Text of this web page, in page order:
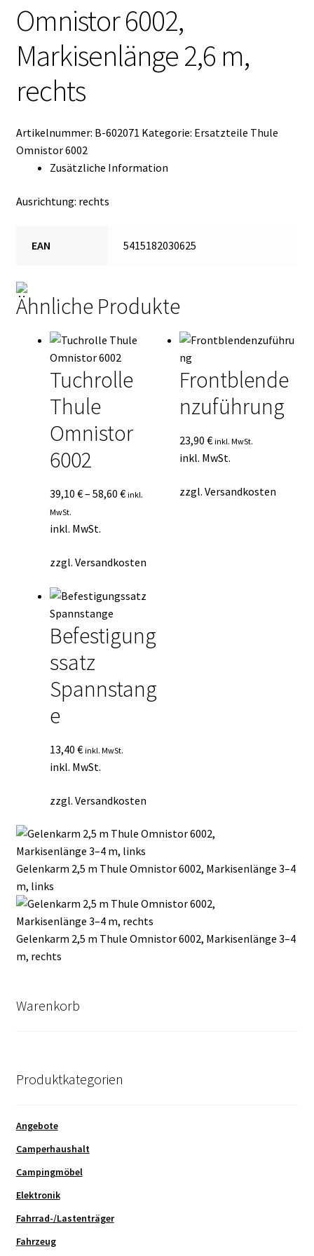
Kasse
Mein Konto
Mein Konto
Vertrag widerrufen
Warenkorb
Omnistor 6002,
Markisenlänge 2,6 m,
rechts
Artikelnummer: B-602071 Kategorie: Ersatzteile Thule
Omnistor 6002
Zusätzliche Information
Ausrichtung: rechts
EAN 5415182030625
Ähnliche Produkte
Tuchrolle
Thule
Omnistor
6002
39,10 €– 58,60 € inkl.
MwSt.
inkl. MwSt.
zzgl. Versandkosten
Frontblende
nzuführung
23,90€ inkl. MwSt.
inkl. MwSt.
zzgl.Versandkosten
Befestigung
ssatz
Spannstang
e
13,40 € inkl. MwSt.
inkl. MwSt.
zzgl. Versandkosten
Gelenkarm 2,5 m Thule Omnistor 6002, Markisenlänge 3–4
m, links
Gelenkarm 2,5 m Thule Omnistor 6002, Markisenlänge 3–4
m, rechts
Warenkorb
Produktkategorien
Angebote
Camperhaushalt
Campingmöbel
Elektronik
Fahrrad-/Lastenträger
Fahrzeug